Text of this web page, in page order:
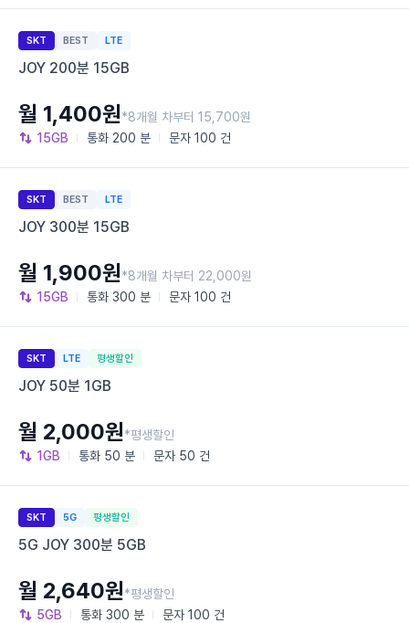
SKT BEST LTE
JOY 200분 15GB
15GB 통화 200 분 문자 100 건
월 1,400원*8개월 차부터 15,700원
SKT BEST LTE
JOY 300분 15GB
15GB 통화 300 분 문자 100 건
월 1,900원*8개월 차부터 22,000원
SKT LTE 평생할인
JOY 50분 1GB
1GB 통화 50 분 문자 50 건
월 2,000원*평생할인
SKT 5G 평생할인
5G JOY 300분 5GB
5GB 통화 300 분 문자 100 건
월 2,640원*평생할인